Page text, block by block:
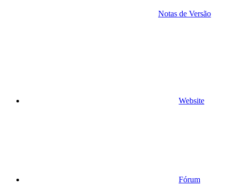
Notas de Versão
Website
Fórum